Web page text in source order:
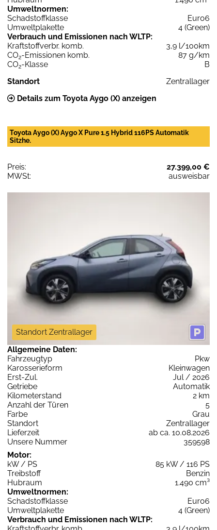
Umweltnormen:
Schadstoffklasse
Euro6
Umweltplakette
4 (Green)
Verbrauch und Emissionen nach WLTP:
Kraftstoffverbr. komb.
3,9 l/100km
CO2-Emissionen komb.
87 g/km
CO2-Klasse
B
Standort
Zentrallager
Details zum Toyota Aygo (X) anzeigen
Toyota Aygo (X) Aygo X Pure 1.5 Hybrid 116PS Automatik
Sitzhe.
Preis:
27.399,00 €
MWSt:
ausweisbar
Standort Zentrallager
Allgemeine Daten:
Fahrzeugtyp
Pkw
Karosserieform
Kleinwagen
Erst-Zul.
Jul / 2026
Getriebe
Automatik
Kilometerstand
2 km
Anzahl der Türen
5
Farbe
Grau
Standort
Zentrallager
Lieferzeit
ab ca. 10.08.2026
Unsere Nummer
359598
Motor:
kW / PS
85 kW / 116 PS
Treibstoff
Benzin
Hubraum
1.490 cm³
Umweltnormen:
Schadstoffklasse
Euro6
Umweltplakette
4 (Green)
Verbrauch und Emissionen nach WLTP: